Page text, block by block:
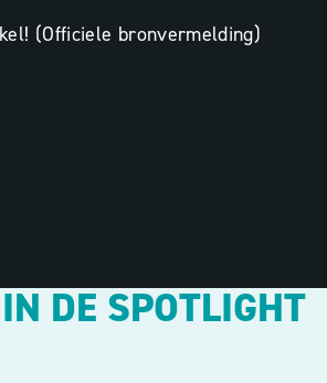
(Officiele bronvermelding)
IN DE SPOTLIGHT